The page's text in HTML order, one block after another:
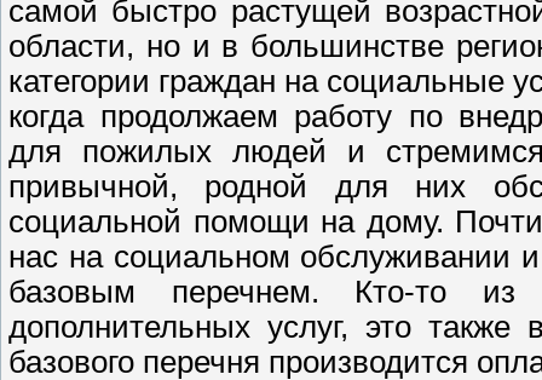
самой быстро растущей
области, но и в большинстве
категории граждан на социальные
когда продолжаем работу по
для пожилых людей и
привычной, родной для них
социальной помощи на дому.
нас на социальном обслуживании
базовым перечнем. Кто-то из
дополнительных услуг, это
базового перечня производится